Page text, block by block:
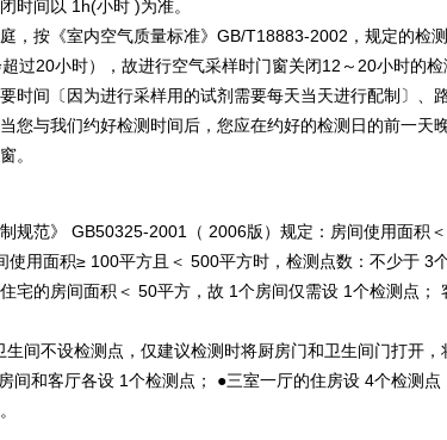
时间以 1h(小时 )为准。
，按《室内空气质量标准》GB/T18883-2002，规定的检
过20小时），故进行空气采样时门窗关闭12～20小时的检
时间〔因为进行采样用的试剂需要每天当天进行配制〕、
您与我们约好检测时间后，您应在约好的检测日的前一
。
规范》 GB50325-2001（ 2006版）规定：房间使用面积
用面积≥ 100平方且＜ 500平方时，检测点数：不少于 3个
宅的房间面积＜ 50平方，故 1个房间仅需设 1个检测点；
间不设检测点，仅建议检测时将厨房门和卫生间门打开
间和客厅各设 1个检测点； ●三室一厅的住房设 4个检测